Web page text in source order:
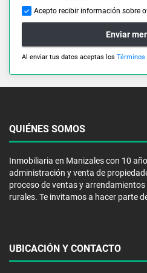
Acepto recibir información sobre
Enviar
Al enviar tus datos aceptas los Términos
QUIÉNES SOMOS
Inmobiliaria en Manizales con 10
administración y venta de
proceso de ventas y
rurales. Te invitamos a hacer parte
UBICACIÓN Y CONTACTO